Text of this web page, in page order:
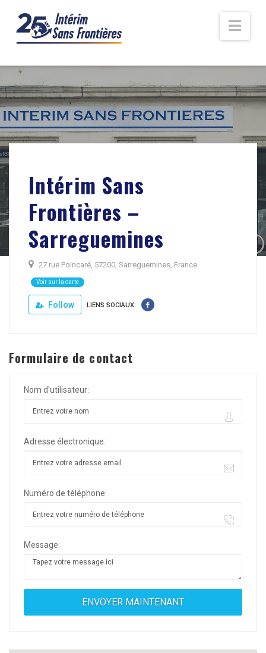
Intérim Sans
Frontières –
Sarreguemines
27 rue Poincaré, 57200, Sarreguemines, France
Voir sur la carte
Follow LIENS SOCIAUX:
Formulaire de contact
Nom d'utilisateur:
Adresse électronique:
Numéro de téléphone:
Message: